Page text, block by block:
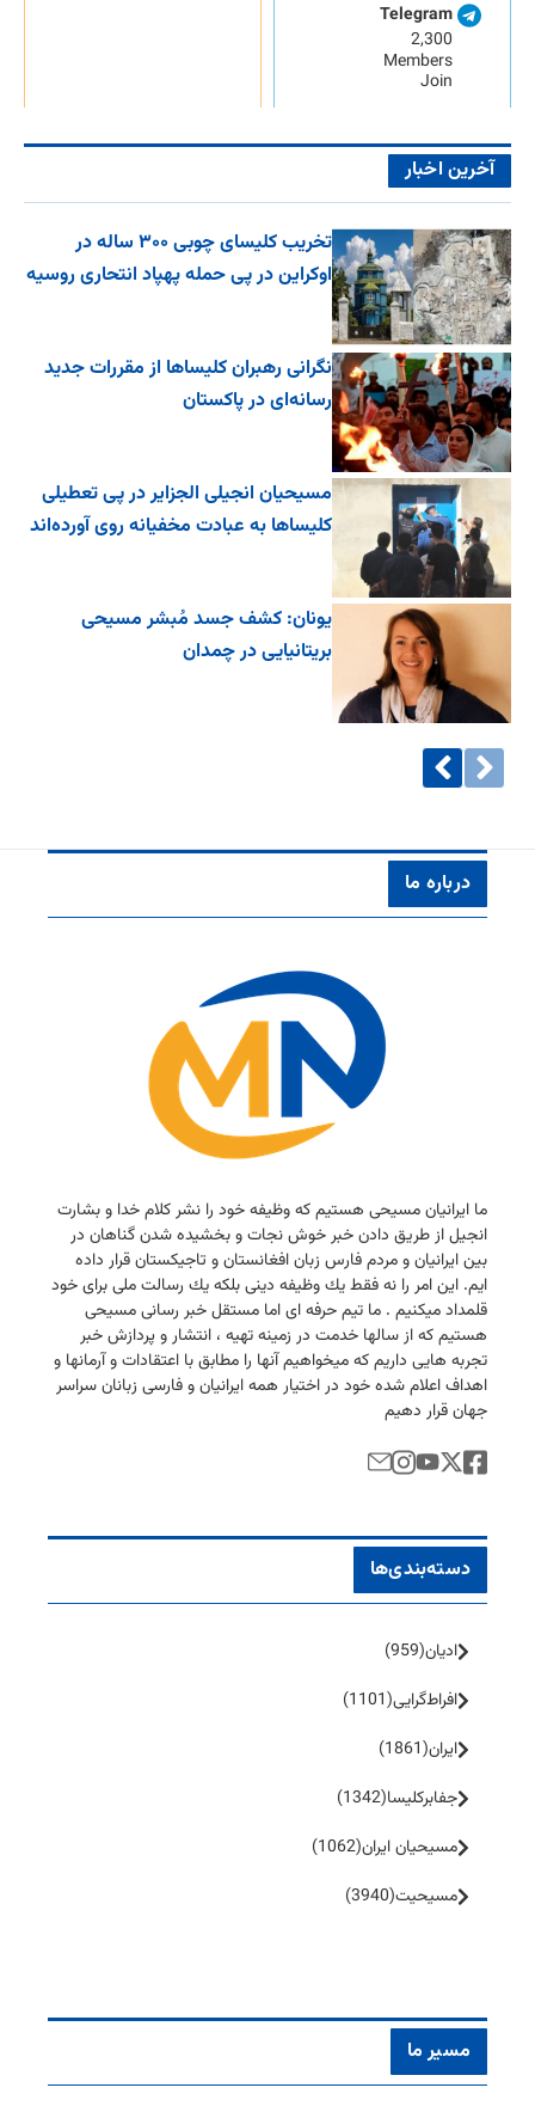
Telegram
2,300
Members
Join
آخرین اخبار
تخریب کلیسای چوبی ۳۰۰ ساله در
اوکراین در پی حمله پهپاد انتحاری روسیه
نگرانی رهبران کلیساها از مقررات جدید
رسانه‌ای در پاکستان
مسیحیان انجیلی الجزایر در پی تعطیلی
کلیساها به عبادت مخفیانه روی آورده‌اند
یونان: کشف جسد مُبشر مسیحی
بریتانیایی در چمدان
درباره ما
ما ایرانیان مسیحی هستیم كه وظیفه خود را نشر كلام خدا و بشارت
انجیل از طریق دادن خبر خوش نجات و بخشیده شدن گناهان در
بین ایرانیان و مردم فارس زبان افغانستان و تاجیكستان قرار داده
ایم. این امر را نه فقط یك وظیفه دینی بلكه یك رسالت ملی برای خود
قلمداد میكنیم . ما تیم حرفه ای اما مستقل خبر رسانی مسیحی
هستیم كه از سالها خدمت در زمینه تهیه ، انتشار و پردازش خبر
تجربه هایی داریم كه میخواهیم آنها را مطابق با اعتقادات و آرمانها و
اهداف اعلام شده خود در اختیار همه ایرانیان و فارسی زبانان سراسر
جهان قرار دهیم
دسته‌بندی‌ها
ادیان(959)
افراط‌گرایی(1101)
ایران(1861)
جفا‌بر‌کلیسا(1342)
مسیحیان ایران(1062)
مسیحیت(3940)
مسیر ما